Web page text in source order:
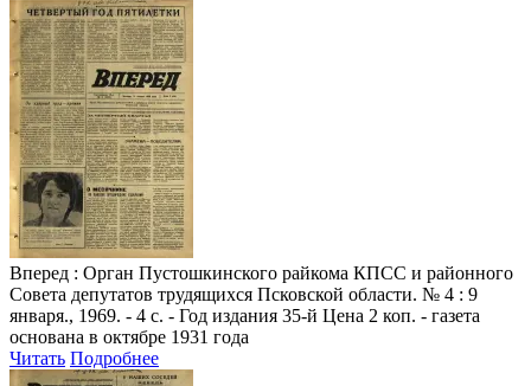
Вперед : Орган Пустошкинского райкома КПСС и районного
Совета депутатов трудящихся Псковской области. № 4 : 9
января., 1969. - 4 с. - Год издания 35-й Цена 2 коп. - газета
основана в октябре 1931 года
Читать Подробнее